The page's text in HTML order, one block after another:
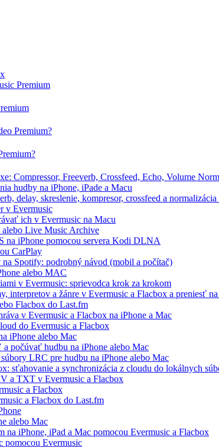
Premium
Premium?
Compressor, Freeverb, Crossfeed, Echo, Volume
hudby na iPhone, iPade a Macu
delay, skreslenie, kompresor, crossfeed a normalizácia
v Evermusic
ich v Evermusic na Macu
Live Music Archive
iPhone pomocou servera Kodi DLNA
CarPlay
Spotify: podrobný návod (mobil a počítač)
alebo MAC
v Evermusic: sprievodca krok za krokom
interpretov a žánre v Evermusic a Flacbox a preniesť
Flacbox do Last.fm
v Evermusic a Flacbox na iPhone a Mac
do Evermusic a Flacbox
iPhone alebo Mac
počúvať hudbu na iPhone alebo Mac
LRC pre hudbu na iPhone alebo Mac
sťahovanie a synchronizácia z cloudu do lokálnych
a TXT v Evermusic a Flacbox
a Flacbox
a Flacbox do Last.fm
alebo Mac
iPhone, iPad a Mac pomocou Evermusic a Flacbox
pomocou Evermusic